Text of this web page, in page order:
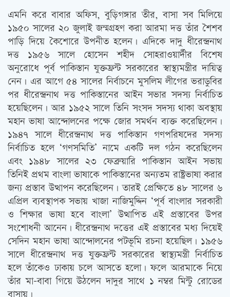
এমনি করে বাবার অফিস, বুড়িগঙ্গার তীর, বাসা সব মিলিয়ে
১৯৫০ সালের ২০ জুলাই জন্মগ্রহণ করা আরমা দত্ত তাঁর শৈশব
পাড়ি দিয়ে কৈশোরে উপনীত হলেন। এদিকে দাদু ধীরেন্দ্রনাথ
দত্ত ১৯৫৬ সালে হোসেন শহীদ সোহরাওয়ার্দীর বিশেষ
অনুরোধে পূর্ব পাকিস্তান যুক্তফ্রন্ট সরকারের স্বাস্থ্যমন্ত্রীর দায়িত্ব
নেন। এর আগে ৫৪ সালের নির্বাচনে মুসলিম লীগের ভরাডুবির
পর ধীরেন্দ্রনাথ দত্ত পাকিস্তানের আইন সভার সদস্য নির্বাচিত
হয়েছিলেন। আর ১৯৫২ সালে তিনি সংসদ সদস্য থাকা অবস্থায়
মহান ভাষা আন্দোলনের পক্ষে জোর সমর্থন ব্যক্ত করেছিলেন।
১৯৪৭ সালে ধীরেন্দ্রনাথ দত্ত পাকিস্তান গণপরিষদের সদস্য
নির্বাচিত হলে ‘গণসমিতি’ নামে একটি দল গঠন করেছিলেন
এবং ১৯৪৮ সালের ২৩ ফেব্রুয়ারি পাকিস্তান আইন সভায়
তিনিই প্রথম বাংলা ভাষাকে পাকিস্তানের অন্যতম রাষ্ট্রভাষা করার
জন্য প্রস্তাব উত্থাপন করেছিলেন। তারই প্রেক্ষিতে ৪৮ সালের ৬
এপ্রিল ব্যবস্থাপক সভায় খাজা নাজিমুদ্দিন ‘পূর্ব বাংলার সরকারী
ও শিক্ষার ভাষা হবে বাংলা’ উত্থাপিত এই প্রস্তাবের উপর
সংশোধনী আনেন। ধীরেন্দ্রনাথ দত্তের এই প্রস্তাবের মধ্য দিয়েই
সেদিন মহান ভাষা আন্দোলনের পটভূমি রচনা হয়েছিল। ১৯৫৬
সালে ধীরেন্দ্রনাথ দত্ত যুক্তফ্রন্ট সরকারের স্বাস্থ্যমন্ত্রী নির্বাচিত
হলে তাঁকেও ঢাকায় চলে আসতে হলো। ফলে আরমাকে নিয়ে
তাঁর মা-বাবা গিয়ে উঠলেন দাদুর সাথে ১ নম্বর মিন্টু রোডের